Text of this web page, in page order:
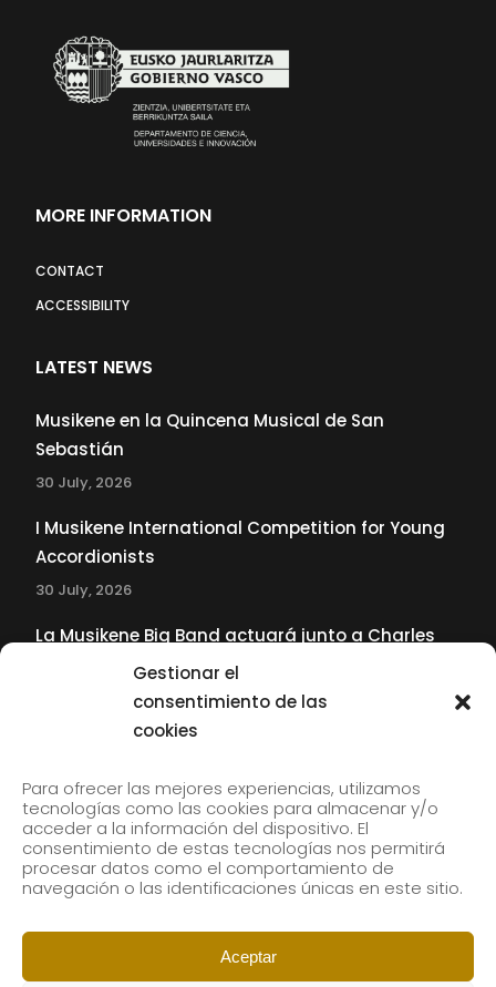
Gestionar el
consentimiento de las
cookies
Para ofrecer las mejores experiencias, utilizamos
tecnologías como las cookies para almacenar y/o
acceder a la información del dispositivo. El
consentimiento de estas tecnologías nos permitirá
procesar datos como el comportamiento de
navegación o las identificaciones únicas en este sitio.
Aceptar
MORE INFORMATION
CONTACT
ACCESSIBILITY
LATEST NEWS
Musikene en la Quincena Musical de San
Sebastián
30 July, 2026
I Musikene International Competition for Young
Accordionists
30 July, 2026
La Musikene Big Band actuará junto a Charles
Tolliver en el 61 Jazzaldia
Subscribe to our newsletter to receive our news by
email.